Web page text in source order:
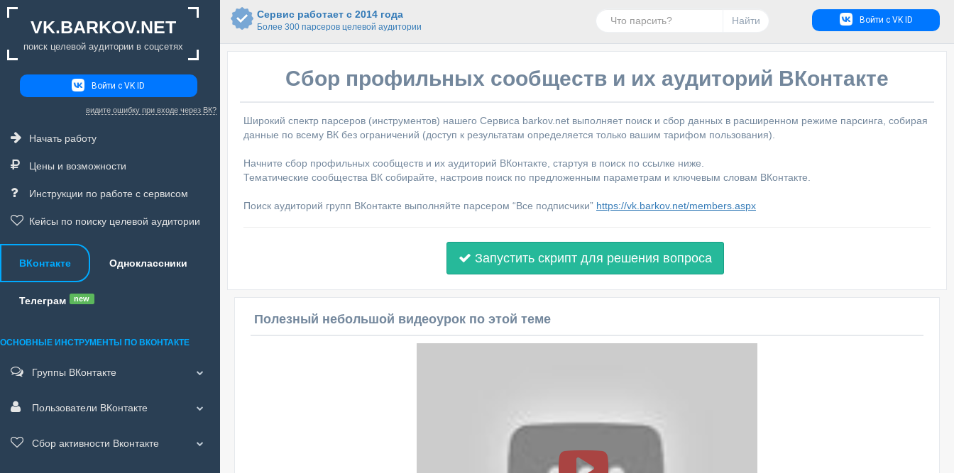
Сервис работает с 2014 года
Более 300 парсеров целевой аудитории
Войти с VK ID
Найти
Сбор профильных сообществ и их аудиторий ВКонтакте
Широкий спектр парсеров (инструментов) нашего Сервиса barkov.net выполняет поиск и сбор данных в расширенном режиме парсинга, собирая
данные по всему ВК без ограничений (доступ к результатам определяется только вашим тарифом пользования).
Начните сбор профильных сообществ и их аудиторий ВКонтакте, стартуя в поиск по ссылке ниже.
Тематические сообщества ВК собирайте, настроив поиск по предложенным параметрам и ключевым словам ВКонтакте.
Поиск аудиторий групп ВКонтакте выполняйте парсером “Все подписчики” https://vk.barkov.net/members.aspx
Запустить скрипт для решения вопроса
Полезный небольшой видеоурок по этой теме
VK.BARKOV.NET
поиск целевой аудитории в соцсетях
Войти с VK ID
видите ошибку при входе через ВК?
Начать работу
Цены и возможности
Инструкции по работе с сервисом
Кейсы по поиску целевой аудитории
ВКонтакте Одноклассники
Телеграм new
ОСНОВНЫЕ ИНСТРУМЕНТЫ ПО ВКОНТАКТЕ
Группы ВКонтакте
Пользователи ВКонтакте
Сбор активности Вконтакте